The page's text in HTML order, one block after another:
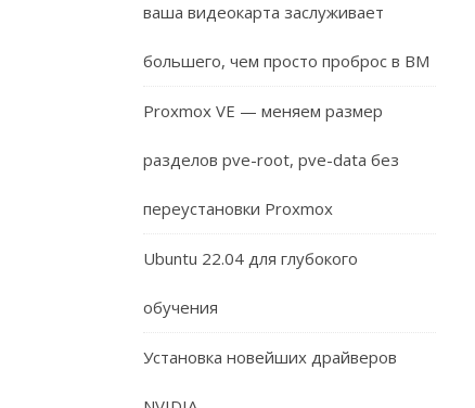
ваша видеокарта заслуживает
большего, чем просто проброс в ВМ
Proxmox VE — меняем размер
разделов pve-root, pve-data без
переустановки Proxmox
Ubuntu 22.04 для глубокого
обучения
Установка новейших драйверов